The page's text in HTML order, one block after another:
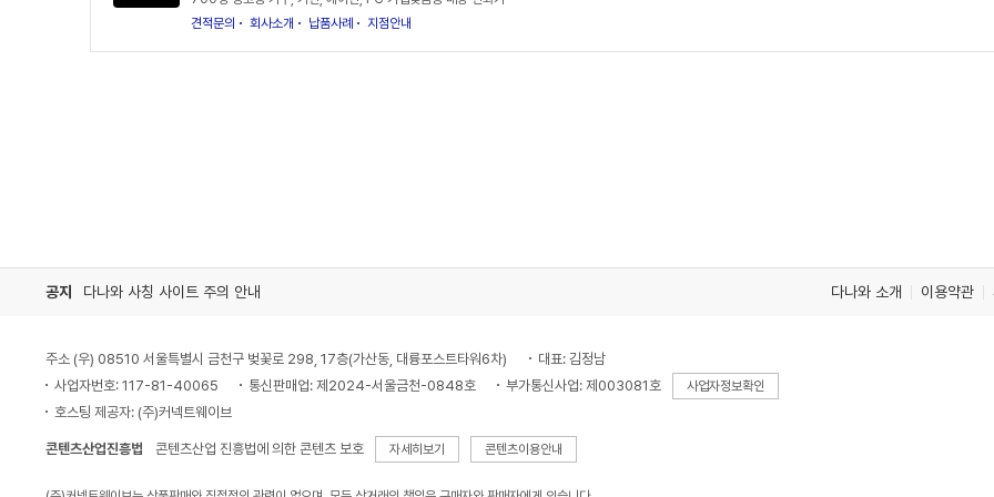
견적문의
회사소개 납품사례 지점안내
공지 다나와 사칭 사이트 주의 안내 다나와 소개 이용약관
주소 (우) 08510 서울특별시 금천구 벚꽃로 298, 17층(가산동, 대륭포스트타워6차)
대표: 김정남
사업자번호: 117-81-40065
통신판매업: 제2024-서울금천-0848호 부가통신사업: 제003081호 사업자정보확인
호스팅 제공자: (주)커넥트웨이브
콘텐츠산업진흥법 콘텐츠산업 진흥법에 의한 콘텐츠 보호 자세히보기 콘텐츠이용안내